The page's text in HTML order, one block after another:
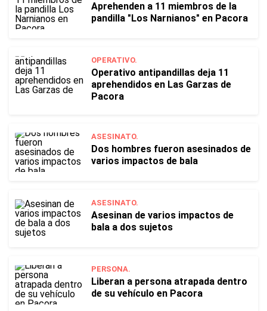
Aprehenden a 11 miembros de la
pandilla "Los Narnianos" en Pacora
OPERATIVO.
Operativo antipandillas deja 11
aprehendidos en Las Garzas de
Pacora
ASESINATO.
Dos hombres fueron asesinados de
varios impactos de bala
ASESINATO.
Asesinan de varios impactos de
bala a dos sujetos
PERSONA.
Liberan a persona atrapada dentro
de su vehículo en Pacora